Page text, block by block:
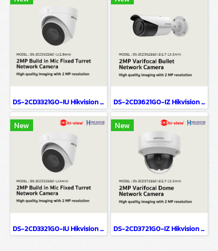
DS-2CD3321G0-IU Hikvision 2MP Build in Mic Fixed Turret Network Camera IP Camera CCTV Camera (2.8mm) DS-2CD3621G0-IZ Hikvision 2MP Varifocal Bullet Network Camera IP Camera CCTV Camera (2.7-13.5mm)
New
DS-2CD3321G0-IU Hikvision 2MP Build in Mic Fixed Turret Network Camera IP Camera CCTV Camera (4mm)
New
DS-2CD3721G0-IZ Hikvision 2MP Varifocal Dome Network Camera IP Camera CCTV Camera (2.7-13.5mm)